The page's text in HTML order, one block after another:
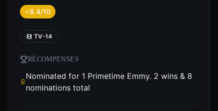
⭐8.4/10
TV-14
RÉCOMPENSES
Nominated for 1 Primetime Emmy. 2 wins & 8
nominations total